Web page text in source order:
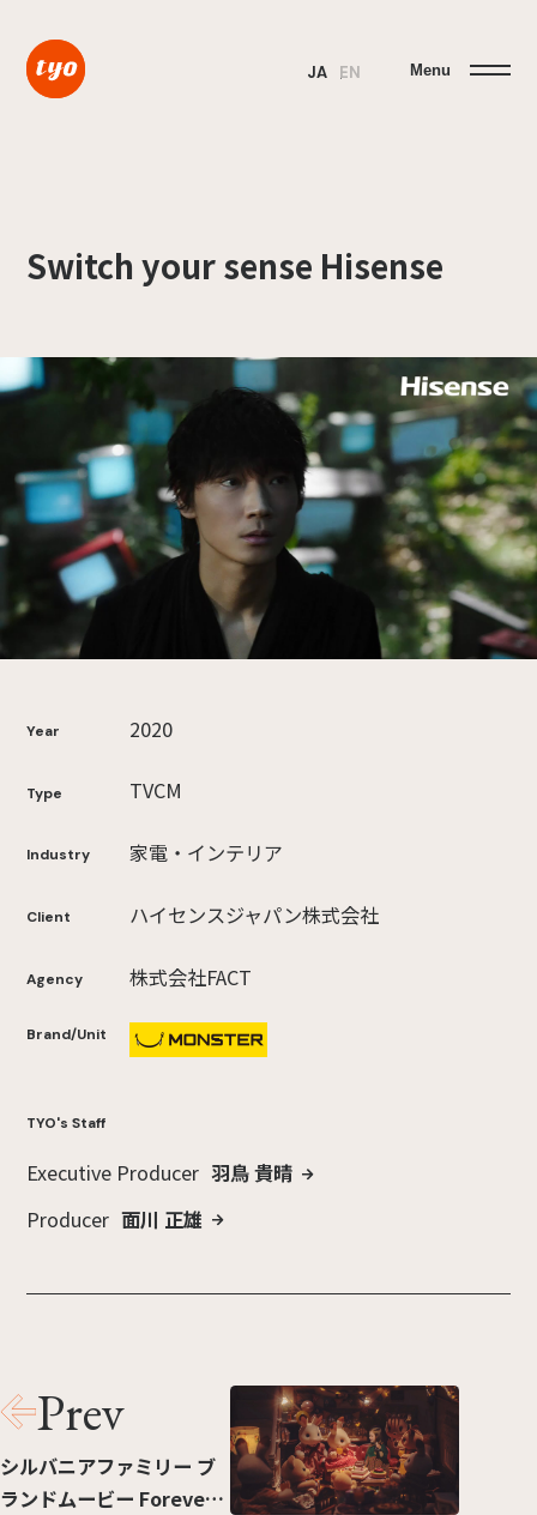
JA EN Menu
Switch your sense Hisense
Year 2020
Type TVCM
Industry 家電・インテリア
Client ハイセンスジャパン株式会社
Agency 株式会社FACT
Brand/Unit
TYO's Staff
Executive Producer 羽鳥 貴晴
Producer 面川 正雄
Prev
シルバニアファミリー ブ
ランドムービー Forever